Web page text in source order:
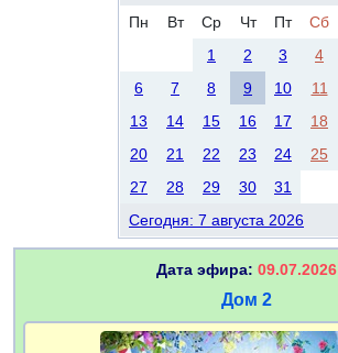
Пн
Вт Ср Чт Пт Сб
1
2 3 4
6
7 8 9 10 11
13
14 15 16 17 18
20
21 22 23 24 25
27
28 29 30
31
Сегодня: 7 августа 2026
Дата эфира: 09.07.2026
Дом 2